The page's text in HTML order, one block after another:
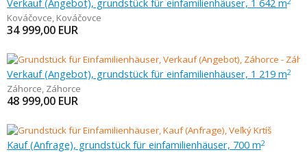
Verkauf (Angebot), grundstück für einfamilienhäuser, 1 642 m
Kováčovce, Kováčovce
34 999,00 EUR
Verkauf (Angebot), grundstück für einfamilienhäuser, 1 219 m2
Záhorce, Záhorce
48 999,00 EUR
Kauf (Anfrage), grundstück für einfamilienhäuser, 700 m2